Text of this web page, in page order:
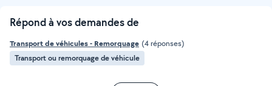
Répond à vos demandes de
Transport de véhicules - Remorquage (4 réponses)
Transport ou remorquage de véhicule